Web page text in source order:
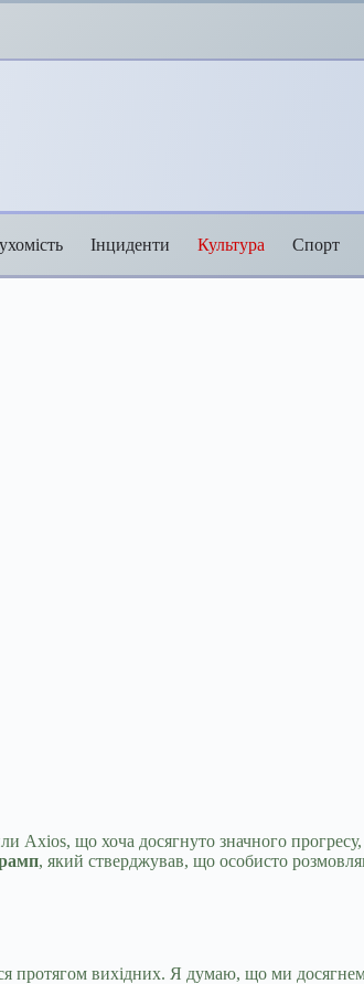
Інциденти Культура Спорт
Axios, що хоча досягнуто значного
, який стверджував, що особисто
протягом вихідних. Я думаю, що ми